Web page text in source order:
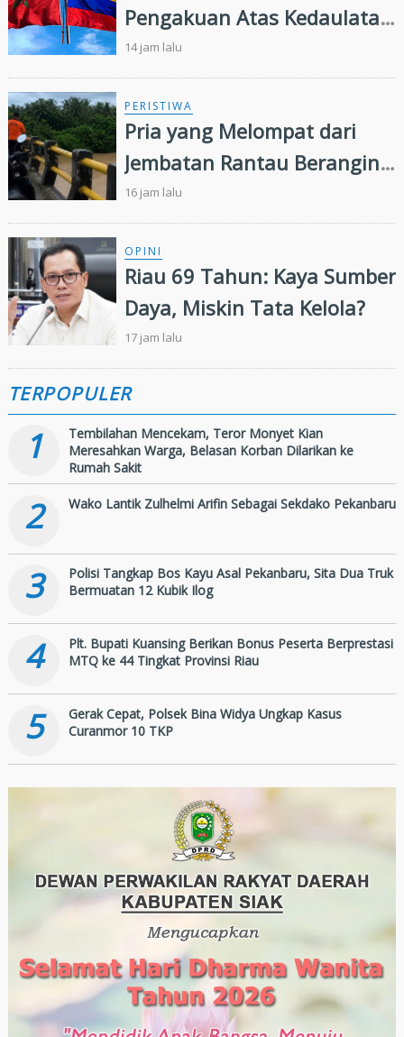
Pengakuan Atas Kedaulatan
Maroko di Wilayah Sahara,
Presiden IMSB Beri Apresiasi
14 jam lalu
PERISTIWA
Pria yang Melompat dari
Jembatan Rantau Berangin
Belum Ditemukan,
Pencarian Diperluas 13
Kilometer
16 jam lalu
OPINI
Riau 69 Tahun: Kaya Sumber
Daya, Miskin Tata Kelola?
17 jam lalu
TERPOPULER
1
Tembilahan Mencekam, Teror Monyet Kian
Meresahkan Warga, Belasan Korban Dilarikan ke
Rumah Sakit
2 Wako Lantik Zulhelmi Arifin Sebagai Sekdako Pekanbaru
3
Polisi Tangkap Bos Kayu Asal Pekanbaru, Sita Dua Truk
Bermuatan 12 Kubik Ilog
4
Plt. Bupati Kuansing Berikan Bonus Peserta Berprestasi
MTQ ke 44 Tingkat Provinsi Riau
5
Gerak Cepat, Polsek Bina Widya Ungkap Kasus
Curanmor 10 TKP